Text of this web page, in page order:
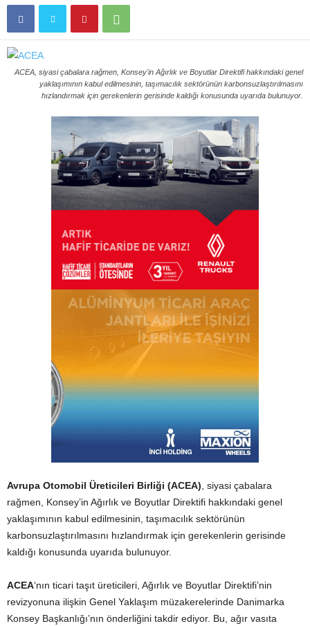
ACEA, siyasi çabalara rağmen, Konsey'in Ağırlık ve Boyutlar Direktifi hakkındaki genel
yaklaşımının kabul edilmesinin, taşımacılık sektörünün karbonsuzlaştırılmasını
hızlandırmak için gerekenlerin gerisinde kaldığı konusunda uyarıda bulunuyor.
Avrupa Otomobil Üreticileri Birliği (ACEA) , siyasi çabalara
rağmen, Konsey’in Ağırlık ve Boyutlar Direktifi hakkındaki genel
yaklaşımının kabul edilmesinin, taşımacılık sektörünün
karbonsuzlaştırılmasını hızlandırmak için gerekenlerin gerisinde
kaldığı konusunda uyarıda bulunuyor.
ACEA‘nın ticari taşıt üreticileri, Ağırlık ve Boyutlar Direktifi’nin
revizyonuna ilişkin Genel Yaklaşım müzakerelerinde Danimarka
Konsey Başkanlığı’nın önderliğini takdir ediyor. Bu, ağır vasıta